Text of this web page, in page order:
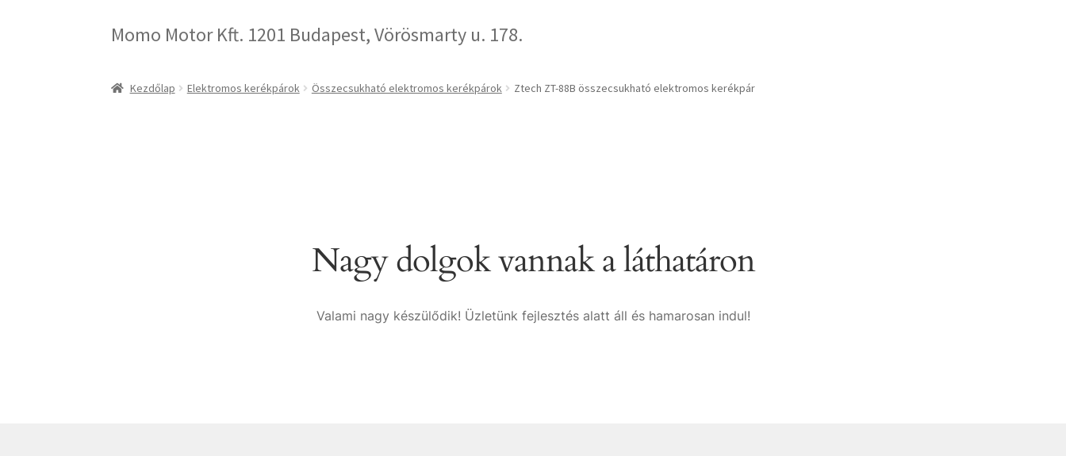
Momo Motor Kft. 1201 Budapest, Vörösmarty u. 178.
Kezdőlap Elektromos kerékpárok Összecsukható elektromos kerékpárok Ztech ZT-88B összecsukható elektromos kerékpár
Nagy dolgok vannak a láthatáron
Valami nagy készülődik! Üzletünk fejlesztés alatt áll és hamarosan indul!